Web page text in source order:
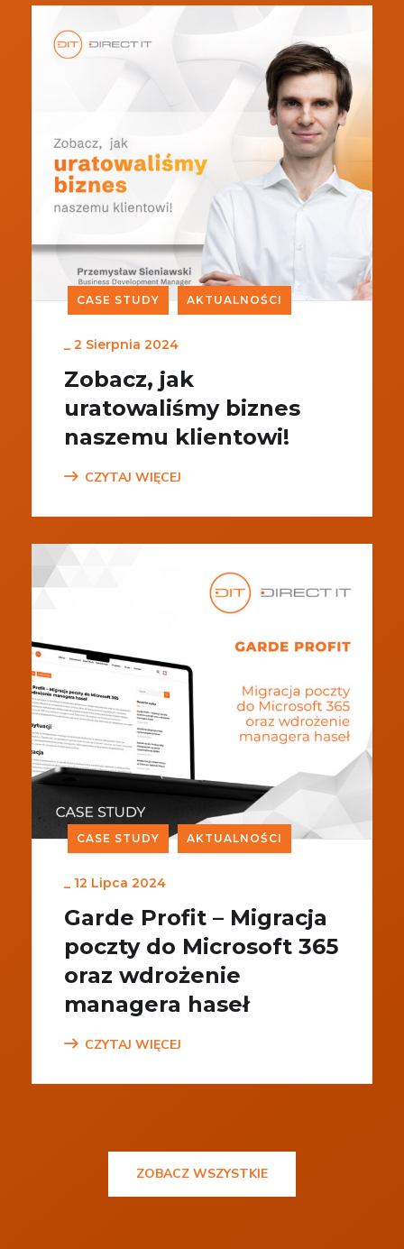
CASE STUDY AKTUALNOŚCI
_ 2 Sierpnia 2024
Zobacz, jak
uratowaliśmy biznes
naszemu klientowi!
CZYTAJ WIĘCEJ
CASE STUDY AKTUALNOŚCI
_ 12 Lipca 2024
Garde Profit – Migracja
poczty do Microsoft 365
oraz wdrożenie
managera haseł
CZYTAJ WIĘCEJ
ZOBACZ WSZYSTKIE